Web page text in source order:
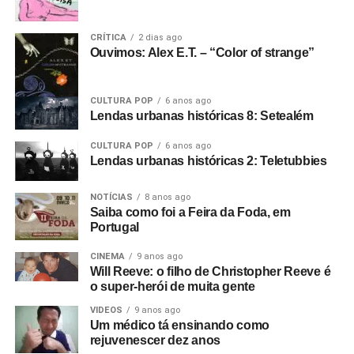
Nesse período, mais ou menos, vocês entraram na
Foto: Reprodução Internet
Como surgiu seu filme?
amigo do Rob(Gretton) desde que trabalhávamos no
aeroporto e depois quando ele era DJ no Rafters. Eu
costumava ir lá assistir bandas e o Rob acabou
empresariando uma banda chamada The Panik. Eu
estava começando como cineasta na época, autodidata,
filmando em 8mm.
E começamos um filme que não deu em nada. O show do
The Panik na última noite do Electric Circus. Estava muito
escuro e a filmagem ficou péssima. Acabou ficando de
lado. Aí o Rob me ligou e disse: “Estou empresariando
uma banda nova chamada Warsaw e me perguntou se eu
queria ir vê-los no The Factory”.
Fui vê-los no antigo Russell Club e eles foram
absolutamente incríveis; me arrepiaram. Quis fazer algo
com eles naquele instante. Fui falar com o dono da loja
CRÍTICA 2 dias ago
Ouvimos: Alex E.T. – “Color of strange”
CULTURA POP 6 anos ago
Lendas urbanas históricas 8: Setealém
CULTURA POP 6 anos ago
Lendas urbanas históricas 2: Teletubbies
NOTÍCIAS 8 anos ago
Saiba como foi a Feira da Foda, em
Portugal
CINEMA 9 anos ago
Will Reeve: o filho de Christopher Reeve é
o super-herói de muita gente
VIDEOS 9 anos ago
Um médico tá ensinando como
rejuvenescer dez anos